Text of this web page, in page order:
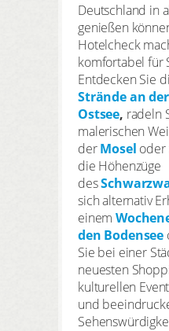
Deutschland in
genießen
Hotelcheck
komfortabel für
Entdecken Sie
Strände an
Ostsee, radeln
malerischen
derMosel oder
die Höhenzüge
des
sich alternativ
einem
den Bodensee
Sie bei einer
neuesten
kulturellen
und